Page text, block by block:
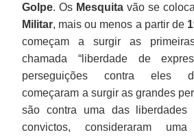
Golpe. Os Mesquita vão se
Militar, mais ou menos a partir de
começam a surgir as
chamada “liberdade de
perseguições contra eles
começaram a surgir as grandes
são contra uma das liberdades
convictos, consideraram